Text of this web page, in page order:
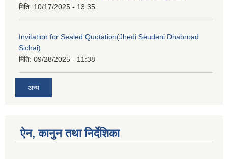
मिति: 10/17/2025 - 13:35
Invitation for Sealed Quotation(Jhedi Seudeni Dhabroad
Sichai)
मिति: 09/28/2025 - 11:38
अन्य
ऐन, कानुन तथा निर्देशिका